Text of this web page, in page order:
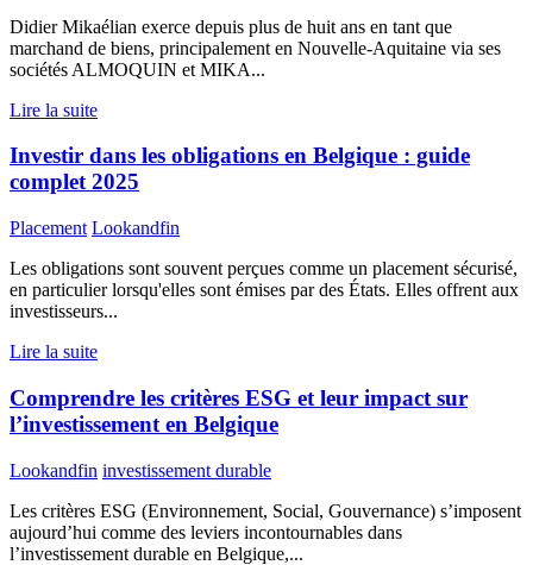
Didier Mikaélian exerce depuis plus de huit ans en tant que
marchand de biens, principalement en Nouvelle-Aquitaine via ses
sociétés ALMOQUIN et MIKA...
Lire la suite
Investir dans les obligations en Belgique : guide
complet 2025
Placement Lookandfin
Les obligations sont souvent perçues comme un placement sécurisé,
en particulier lorsqu'elles sont émises par des États. Elles offrent aux
investisseurs...
Lire la suite
Comprendre les critères ESG et leur impact sur
l’investissement en Belgique
Lookandfin investissement durable
Les critères ESG (Environnement, Social, Gouvernance) s’imposent
aujourd’hui comme des leviers incontournables dans
l’investissement durable en Belgique,...